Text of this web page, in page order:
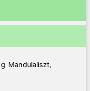
g Mandulaliszt,